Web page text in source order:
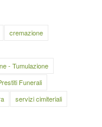
cremazione
- Tumulazione
Funerali
servizi cimiteriali